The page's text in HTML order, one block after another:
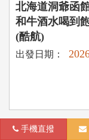
北海道洞爺函
和牛酒水喝到
(酷航)
出發日期：
手機直撥